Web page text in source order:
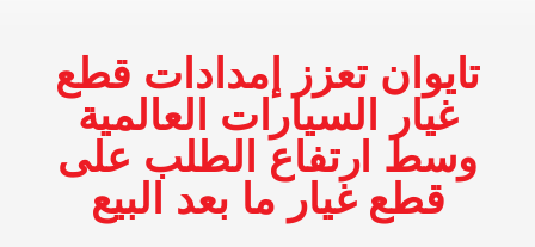
تايوان تعزز إمدادات قطع
غيار السيارات العالمية
وسط ارتفاع الطلب على
قطع غيار ما بعد البيع